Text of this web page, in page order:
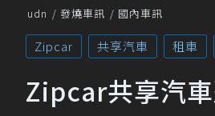
udn 發燒車訊 國內車訊
Zipcar 共享汽車 租車
Zipcar共享汽